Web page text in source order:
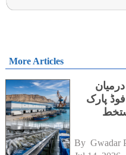
More Articles
فوڈ پارک
By Gwadar